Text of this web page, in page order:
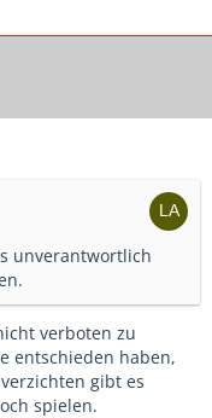
unverantwortlich
verboten zu
entschieden haben,
gibt es
spielen.